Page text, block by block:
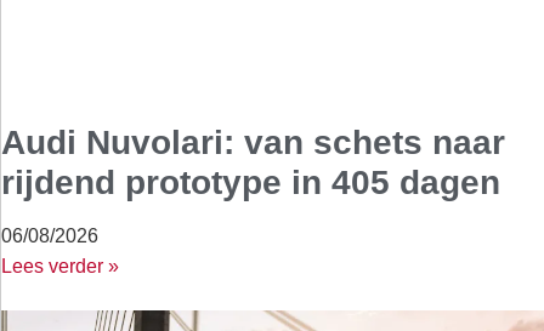
Audi Nuvolari: van schets naar
rijdend prototype in 405 dagen
06/08/2026
Lees verder »